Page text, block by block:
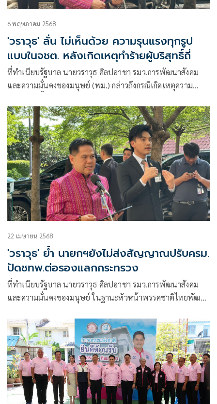
6 พฤษภาคม 2568
'วราวุธ' ลั่น ไม่เห็นด้วย ความรุนแรงทุกรูป
แบบในจชต. หลังเกิดเหตุทำร้ายผู้บริสุทธิ์ถี่
ที่ทำเนียบรัฐบาล นายวราวุธ ศิลปอาชา รมว.การพัฒนาสังคม
และความมั่นคงของมนุษย์ (พม.) กล่าวถึงกรณีเกิดเหตุความ
22 เมษายน 2568
'วราวุธ' ย้ำ นายกฯยังไม่ส่งสัญญาณปรับครม.
ปัดชทพ.ต่อรองแลกกระทรวง
ที่ทำเนียบรัฐบาล นายวราวุธ ศิลปอาชา รมว.การพัฒนาสังคม
และความมั่นคงของมนุษย์ ในฐานะหัวหน้าพรรคชาติไทยพัฒนา